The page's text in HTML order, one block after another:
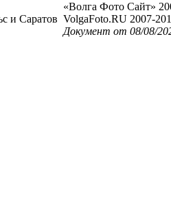
и Саратов
«Волга Фото Сайт»
VolgaFoto.RU 2007-
Документ от 08/08/